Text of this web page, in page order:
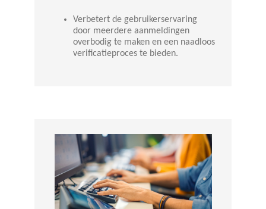
Verbetert de gebruikerservaring
door meerdere aanmeldingen
overbodig te maken en een naadloos
verificatieproces te bieden.